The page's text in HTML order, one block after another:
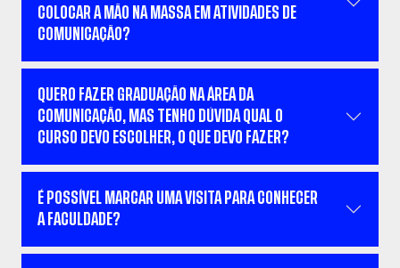
COLOCAR A MÃO NA MASSA EM ATIVIDADES DE
COMUNICAÇÃO?
QUERO FAZER GRADUAÇÃO NA ÁREA DA
COMUNICAÇÃO, MAS TENHO DÚVIDA QUAL O
CURSO DEVO ESCOLHER, O QUE DEVO FAZER?
É POSSÍVEL MARCAR UMA VISITA PARA CONHECER
A FACULDADE?